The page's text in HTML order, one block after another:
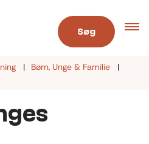
Søg
Børn, Unge & Familie